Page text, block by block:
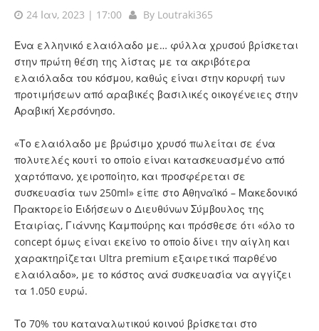
24 Ιαν, 2023 | 17:00 By Loutraki365
Ένα ελληνικό ελαιόλαδο με… φύλλα χρυσού βρίσκεται
στην πρώτη θέση της λίστας με τα ακριβότερα
ελαιόλαδα του κόσμου, καθώς είναι στην κορυφή των
προτιμήσεων από αραβικές βασιλικές οικογένειες στην
Αραβική Χερσόνησο.
«Το ελαιόλαδο με βρώσιμο χρυσό πωλείται σε ένα
πολυτελές κουτί το οποίο είναι κατασκευασμένο από
χαρτόπανο, χειροποίητο, και προσφέρεται σε
συσκευασία των 250ml» είπε στο Αθηναϊκό – Μακεδονικό
Πρακτορείο Ειδήσεων ο Διευθύνων Σύμβουλος της
Εταιρίας, Γιάννης Καμπούρης και πρόσθεσε ότι «όλο το
concept όμως είναι εκείνο το οποίο δίνει την αίγλη και
χαρακτηρίζεται Ultra premium εξαιρετικά παρθένο
ελαιόλαδο», με το κόστος ανά συσκευασία να αγγίζει
τα 1.050 ευρώ.
Το 70% του καταναλωτικού κοινού βρίσκεται στο